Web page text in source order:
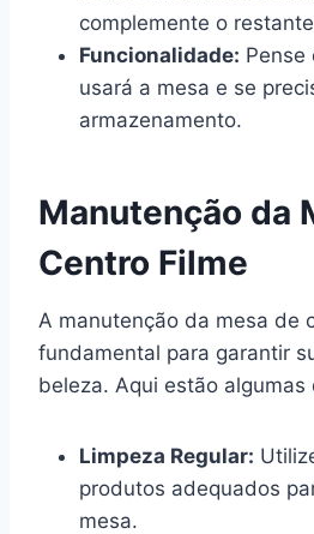
complemente o
Funcionalidade: Pense
usará a mesa e se
armazenamento.
Manutenção da
Centro Filme
A manutenção da mesa de
fundamental para garantir
beleza. Aqui estão algumas
Limpeza Regular:
produtos adequados
mesa.